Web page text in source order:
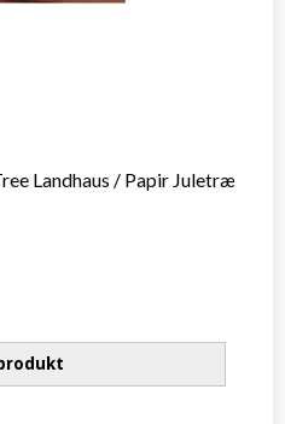
Landhaus / Papir Juletræ